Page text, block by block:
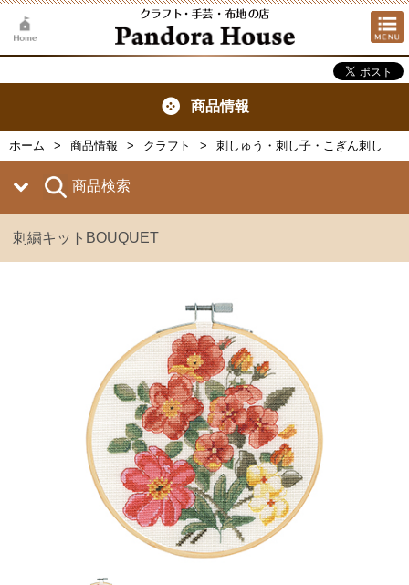
商品情報
ホーム 商品情報 クラフト 刺しゅう・刺し子・こぎん刺し
商品検索
刺繍キットBOUQUET